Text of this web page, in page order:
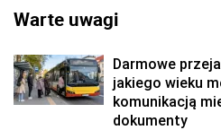
Warte uwagi
Darmowe
jakiego wieku
komunikacją
dokumenty